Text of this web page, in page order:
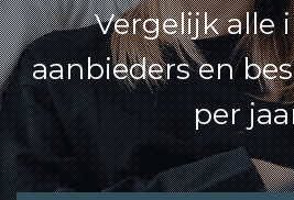
Vergelijk alle
aanbieders en
per